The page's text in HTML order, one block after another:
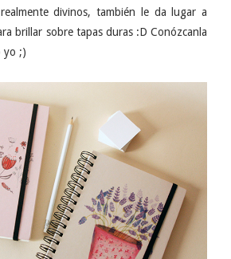
divinos, también le da lugar a
brillar sobre tapas duras :D Conózcanla
yo ;)